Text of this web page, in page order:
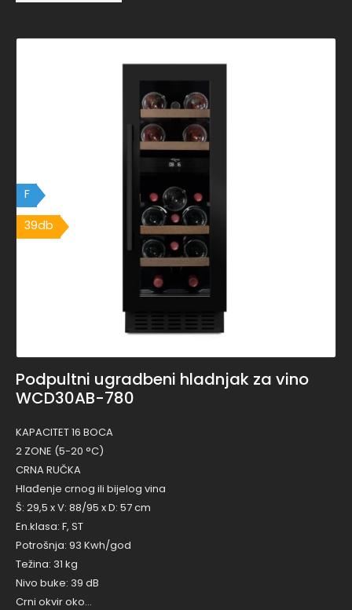
39db
F
Podpultni ugradbeni hladnjak za vino
WCD30AB-780
KAPACITET 16 BOCA
2 ZONE (5-20 °C)
CRNA RUČKA
Hlađenje crnog ili bijelog vina
Š: 29,5 x V: 88/95 x D: 57 cm
En.klasa: F, ST
Potrošnja: 93 Kwh/god
Težina: 31 kg
Nivo buke: 39 dB
Crni okvir oko…